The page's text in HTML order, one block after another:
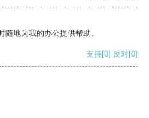
地为我的办公提供帮助。
支持[0] 反对[0]